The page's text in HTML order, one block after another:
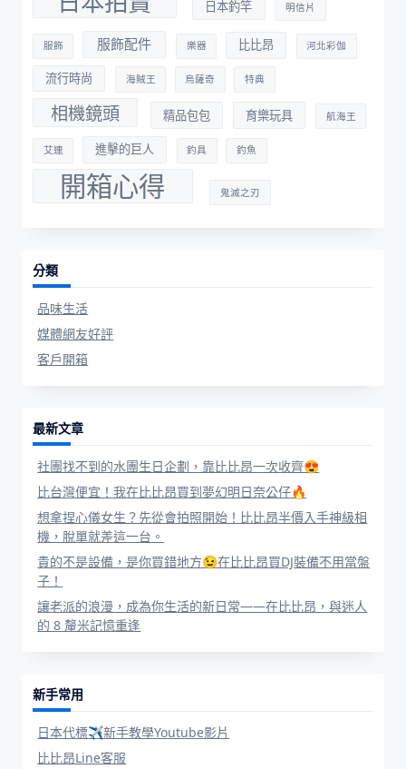
日本釣竿 明信片
服飾 服飾配件 樂器 比比昂 河北彩伽
流行時尚 海賊王 烏薩奇 特典
相機鏡頭 精品包包 育樂玩具 航海王
艾連 進擊的巨人 釣具 釣魚
開箱心得 鬼滅之刃
分類
品味生活
媒體網友好評
客戶開箱
最新文章
社團找不到的水團生日企劃，靠比比昂一次收齊😍
比台灣便宜！我在比比昂買到夢幻明日奈公仔🔥
想拿捏心儀女生？先從會拍照開始！比比昂半價入手神級相
機，脫單就差這一台。
貴的不是設備，是你買錯地方😉在比比昂買DJ裝備不用當盤
子！
讓老派的浪漫，成為你生活的新日常——在比比昂，與迷人
的 8 釐米記憶重逢
新手常用
日本代標✈新手教學Youtube影片
比比昂Line客服